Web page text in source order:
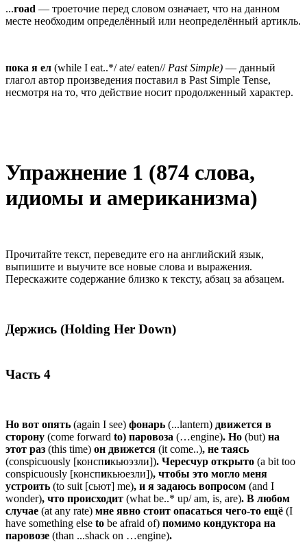
...road — троеточие перед словом означает, что на данном
месте необходим определённый или неопределённый артикль.
пока я ел (while I eat..*/ ate/ eaten// Past Simple) — данный
глагол автор произведения поставил в Past Simple Tense,
несмотря на то, что действие носит продолженный характер.
Упражнение 1 (874 слова,
идиомы и американизма)
Прочитайте текст, переведите его на английский язык,
выпишите и выучите все новые слова и выражения.
Перескажите содержание близко к тексту, абзац за абзацем.
Держись (Holding Her Down)
Часть 4
Но вот опять (again I see) фонарь (...lantern) движется в
сторону (come forward to) паровоза (…engine). Но (but) на
этот раз (this time) он движется (it come..), не таясь
(conspicuously [конспикьюэзли]). Чересчур открыто (a bit too
conspicuously [конспикьюезли]), чтобы это могло меня
устроить (to suit [сьют] me), и я задаюсь вопросом (and I
wonder), что происходит (what be..* up/ am, is, are). В любом
случае (at any rate) мне явно стоит опасаться чего-то ещё (I
have something else to be afraid of) помимо кондуктора на
паровозе (than ...shack on …engine).